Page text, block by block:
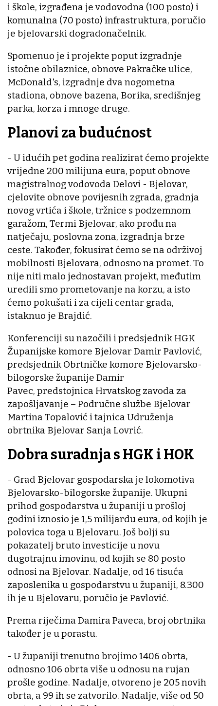
i škole, izgrađena je vodovodna (100 posto) i
komunalna (70 posto) infrastruktura, poručio
je bjelovarski dogradonačelnik.
Spomenuo je i projekte poput izgradnje
istočne obilaznice, obnove Pakračke ulice,
McDonald's, izgradnje dva nogometna
stadiona, obnove bazena, Borika, središnjeg
parka, korza i mnoge druge.
Planovi za budućnost
- U idućih pet godina realizirat ćemo projekte
vrijedne 200 milijuna eura, poput obnove
magistralnog vodovoda Delovi - Bjelovar,
cjelovite obnove povijesnih zgrada, gradnja
novog vrtića i škole, tržnice s podzemnom
garažom, Termi Bjelovar, ako prođu na
natječaju, poslovna zona, izgradnja brze
ceste. Također, fokusirat ćemo se na održivoj
mobilnosti Bjelovara, odnosno na promet. To
nije niti malo jednostavan projekt, međutim
uredili smo prometovanje na korzu, a isto
ćemo pokušati i za cijeli centar grada,
istaknuo je Brajdić.
Konferenciji su nazočili i predsjednik HGK
Županijske komore Bjelovar Damir Pavlović,
predsjednik Obrtničke komore Bjelovarsko-
bilogorske županije Damir
Pavec, predstojnica Hrvatskog zavoda za
zapošljavanje – Područne službe Bjelovar
Martina Topalović i tajnica Udruženja
obrtnika Bjelovar Sanja Lovrić.
Dobra suradnja s HGK i HOK
- Grad Bjelovar gospodarska je lokomotiva
Bjelovarsko-bilogorske županije. Ukupni
prihod gospodarstva u županiji u prošloj
godini iznosio je 1,5 milijardu eura, od kojih je
polovica toga u Bjelovaru. Još bolji su
pokazatelj bruto investicije u novu
dugotrajnu imovinu, od kojih se 80 posto
odnosi na Bjelovar. Nadalje, od 16 tisuća
zaposlenika u gospodarstvu u županiji, 8.300
ih je u Bjelovaru, poručio je Pavlović.
Prema riječima Damira Paveca, broj obrtnika
također je u porastu.
- U županiji trenutno brojimo 1406 obrta,
odnosno 106 obrta više u odnosu na rujan
prošle godine. Nadalje, otvoreno je 205 novih
obrta, a 99 ih se zatvorilo. Nadalje, više od 50